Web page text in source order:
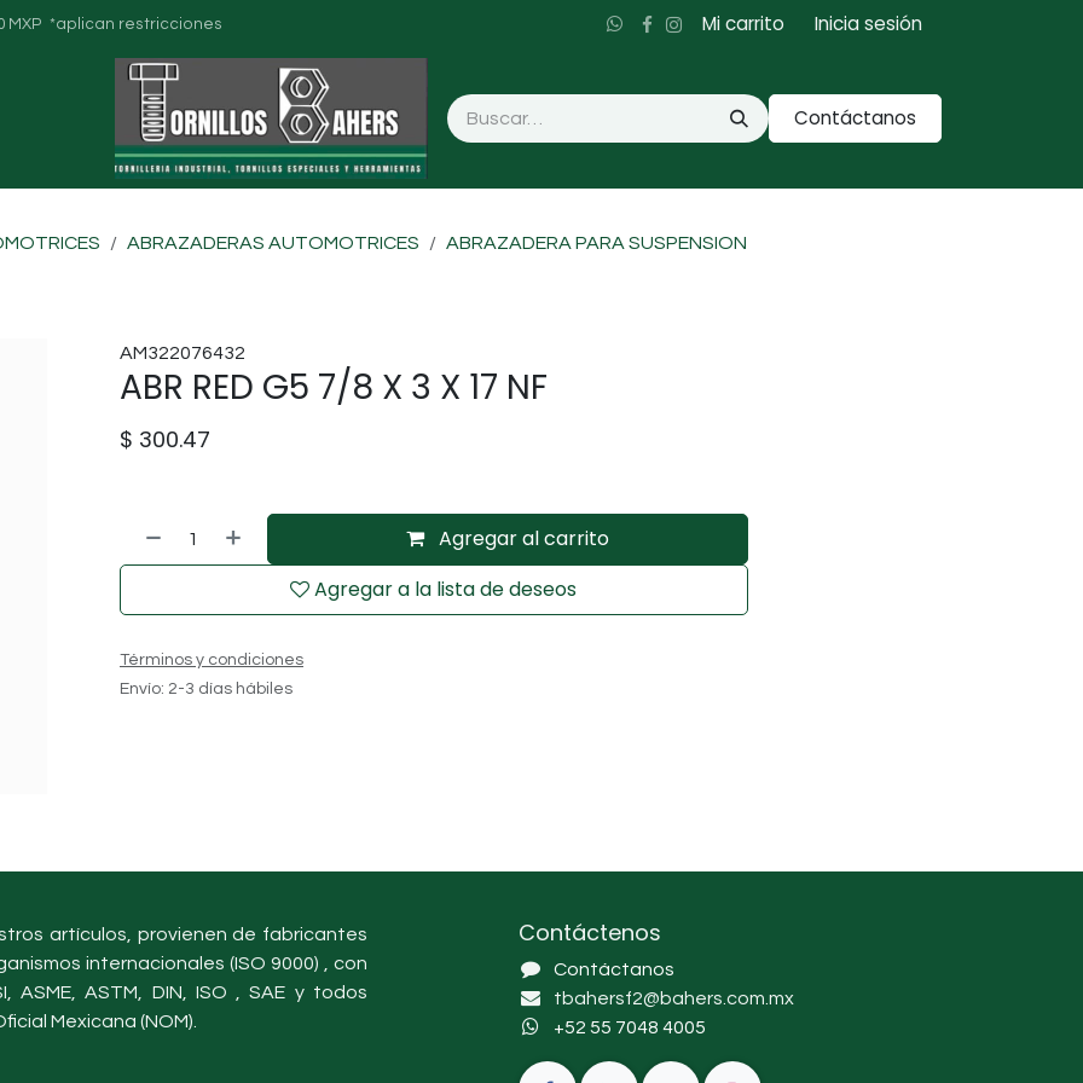
MXP *aplican restricciones Mi carrito Inicia sesión
Contáctanos
ABRAZADERAS AUTOMOTRICES ABRAZADERA PARA SUSPENSION
AM322076432
ABR RED G5 7/8 X 3 X 17 NF
$ 300.47
Agregar al carrito
Agregar a la lista de deseos
Términos y condiciones
Envío: 2-3 días hábiles
artículos, provienen de fabricantes
internacionales (ISO 9000) , con
ASME, ASTM, DIN, ISO , SAE y todos
Mexicana (NOM).
Contáctenos
Contáctanos
tbahersf2@bahers.com.mx
+52 55 7048 4005